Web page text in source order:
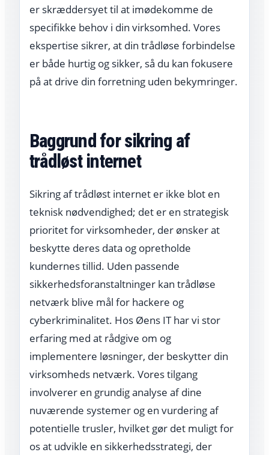
er skræddersyet til at imødekomme de
specifikke behov i din virksomhed. Vores
ekspertise sikrer, at din trådløse forbindelse
er både hurtig og sikker, så du kan fokusere
på at drive din forretning uden bekymringer.
Baggrund for sikring af
trådløst internet
Sikring af trådløst internet er ikke blot en
teknisk nødvendighed; det er en strategisk
prioritet for virksomheder, der ønsker at
beskytte deres data og opretholde
kundernes tillid. Uden passende
sikkerhedsforanstaltninger kan trådløse
netværk blive mål for hackere og
cyberkriminalitet. Hos Øens IT har vi stor
erfaring med at rådgive om og
implementere løsninger, der beskytter din
virksomheds netværk. Vores tilgang
involverer en grundig analyse af dine
nuværende systemer og en vurdering af
potentielle trusler, hvilket gør det muligt for
os at udvikle en sikkerhedsstrategi, der